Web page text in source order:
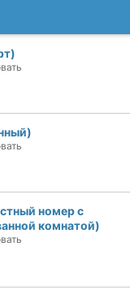
номер с
комнатой)